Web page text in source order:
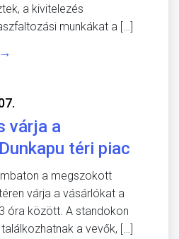
a kivitelezés
munkákat a […]
→
várja a
téri piac
a megszokott
várja a vásárlókat a
óra között. A standokon
a vevők, […]